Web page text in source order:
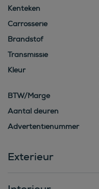
Kenteken
Carrosserie
Brandstof
Transmissie
Kleur
BTW/Marge
Aantal deuren
Advertentienummer
Exterieur